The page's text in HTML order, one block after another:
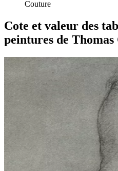
Couture
Cote et valeur des
peintures de